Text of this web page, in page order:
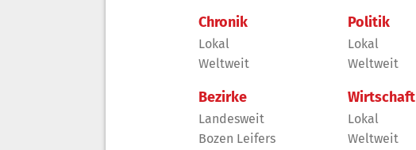
Chronik
Lokal
Weltweit
Bezirke
Landesweit
Bozen Leifers
Politik
Lokal
Weltweit
Wirtschaft
Lokal
Weltweit